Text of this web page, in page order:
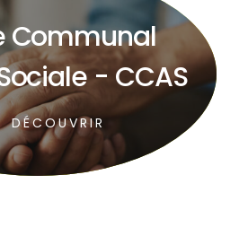
Communal
- CCAS
DÉCOUVRIR